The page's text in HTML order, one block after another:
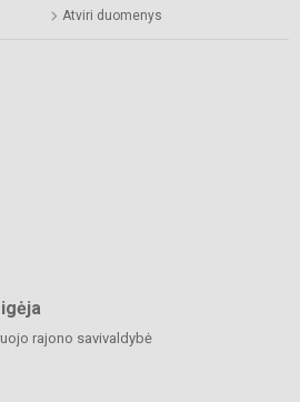
Atviri duomenys
rajono savivaldybė